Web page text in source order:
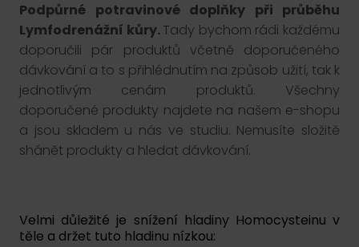
Podpůrné potravinové doplňky při průběhu
Lymfodrenážní kůry.Tady bychom rádi každému
doporučili pár produktů včetně doporučeného
dávkování a to s přihlédnutím na způsob užití, tak k
jednotlivým cenám produktů. Všechny
doporučené produkty najdete na našem e-shopu
a jsou skladem u nás ve studiu. Nemusíte složitě
shánět produkty a hledat dávkování.
Velmi důležité je snížení hladiny Homocysteinu v
těle a držet tuto hladinu nízkou: